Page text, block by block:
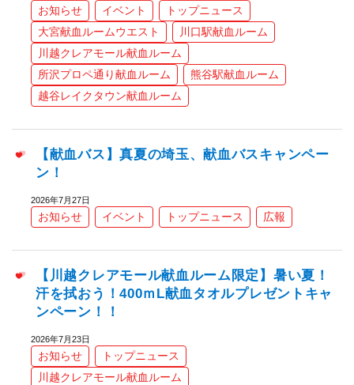
お知らせ イベント
トップニュース
大宮献血ルームウエスト
川口駅献血ルーム
川越クレアモール献血ルーム
所沢プロペ通り献血ルーム
熊谷駅献血ルーム
越谷レイクタウン献血ルーム
【献血バス】真夏の埼玉、献血バスキャンペー
ン！
2026年7月27日
お知らせ イベント トップニュース 広報
【川越クレアモール献血ルーム限定】暑い夏！
汗を拭おう！400ｍL献血タオルプレゼントキャ
ンペーン！！
2026年7月23日
お知らせ
トップニュース
川越クレアモール献血ルーム